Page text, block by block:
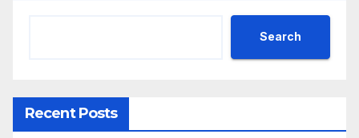
Search
Recent Posts